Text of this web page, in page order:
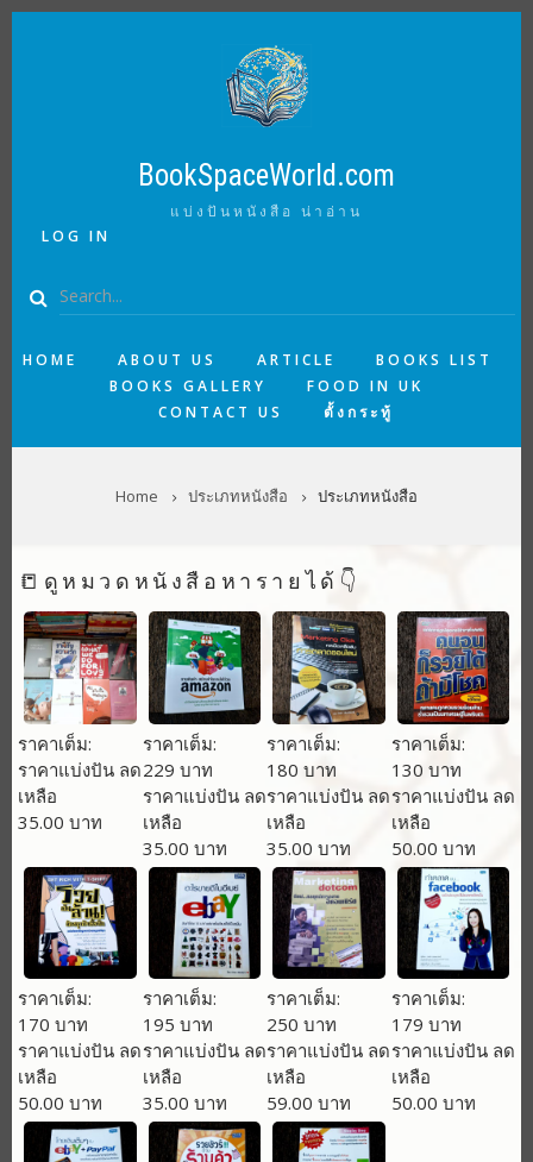
Skip
BookSpaceWorld.com
แบ่งปันหนังสือ น่าอ่าน
USER
LOG IN
Search
MAIN
NAVIGATION
HOME ABOUT US ARTICLE
BOOKS LIST
BOOKS GALLERY
FOOD IN UK
CONTACT US
ตั้งกระทู้
Home ประเภทหนังสือ ประเภทหนังสือ
📒ดูหมวดหนังสือหารายได้👇
ราคาเต็ม:
ราคาแบ่งปัน ลด
เหลือ
35.00 บาท
ราคาเต็ม:
229 บาท
ราคาแบ่งปัน ลด
เหลือ
35.00 บาท
ราคาเต็ม:
180 บาท
ราคาแบ่งปัน ลด
เหลือ
35.00 บาท
ราคาเต็ม:
130 บาท
ราคาแบ่งปัน ลด
เหลือ
50.00 บาท
ราคาเต็ม:
170 บาท
ราคาแบ่งปัน ลด
เหลือ
50.00 บาท
ราคาเต็ม:
195 บาท
ราคาแบ่งปัน ลด
เหลือ
35.00 บาท
ราคาเต็ม:
250 บาท
ราคาแบ่งปัน ลด
เหลือ
59.00 บาท
ราคาเต็ม:
179 บาท
ราคาแบ่งปัน ลด
เหลือ
50.00 บาท